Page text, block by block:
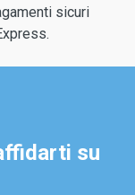
sicuri
su